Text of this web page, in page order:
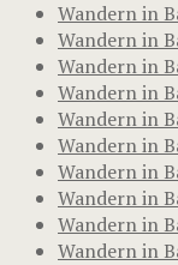
Wandern in
Wandern in
Wandern in
Wandern in
Wandern in
Wandern in
Wandern in
Wandern in
Wandern in
Wandern in